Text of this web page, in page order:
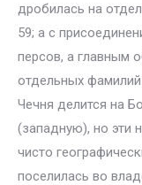
дробилась на
59; а с
персов, а главным
отдельных
Чечня делится на
(западную), но эти
чисто
поселилась во